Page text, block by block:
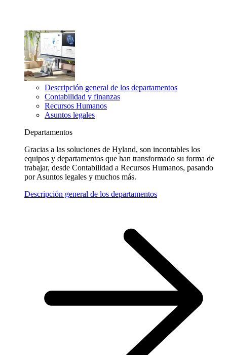
Descripción general de los departamentos
Contabilidad y finanzas
Recursos Humanos
Asuntos legales
Departamentos
Gracias a las soluciones de Hyland, son incontables los
equipos y departamentos que han transformado su forma de
trabajar, desde Contabilidad a Recursos Humanos, pasando
por Asuntos legales y muchos más.
Descripción general de los departamentos